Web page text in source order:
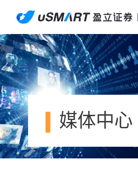
媒体中心